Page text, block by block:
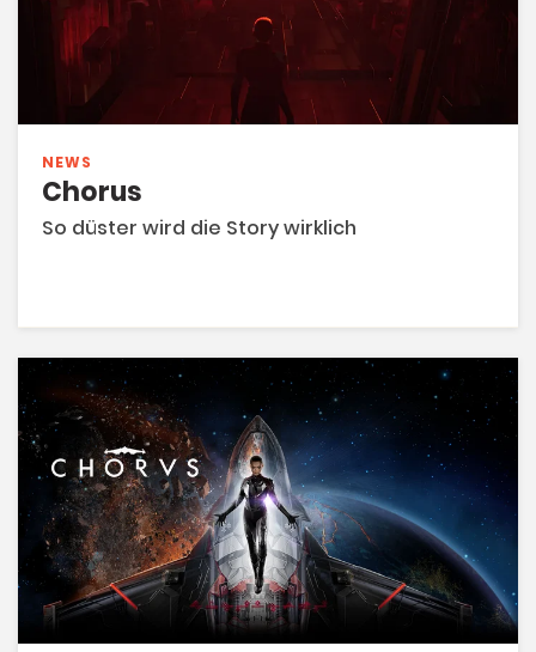
NEWS
Chorus
So düster wird die Story wirklich